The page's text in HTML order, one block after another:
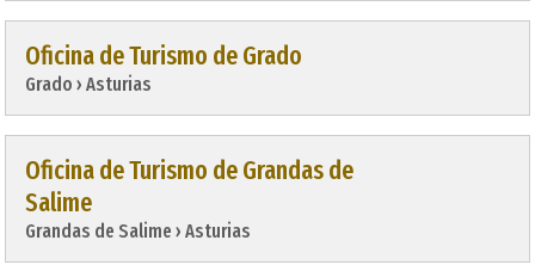
Oficina de Turismo de Grado
Grado › Asturias
Oficina de Turismo de Grandas de
Salime
Grandas de Salime › Asturias